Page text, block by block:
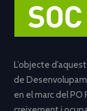
L’objecte
de
en el marc del PO